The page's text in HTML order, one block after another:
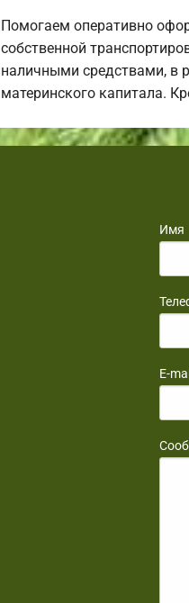
Помогаем оперативно
собственной
наличными средствами, в
материнского капитала.
Имя
E-